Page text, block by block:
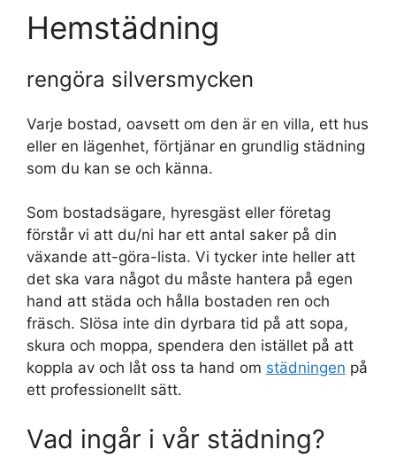
Hemstädning
rengöra silversmycken
Varje bostad, oavsett om den är en villa, ett hus
eller en lägenhet, förtjänar en grundlig städning
som du kan se och känna.
Som bostadsägare, hyresgäst eller företag
förstår vi att du/ni har ett antal saker på din
växande att-göra-lista. Vi tycker inte heller att
det ska vara något du måste hantera på egen
hand att städa och hålla bostaden ren och
fräsch. Slösa inte din dyrbara tid på att sopa,
skura och moppa, spendera den istället på att
koppla av och låt oss ta hand om städningen på
ett professionellt sätt.
Vad ingår i vår städning?